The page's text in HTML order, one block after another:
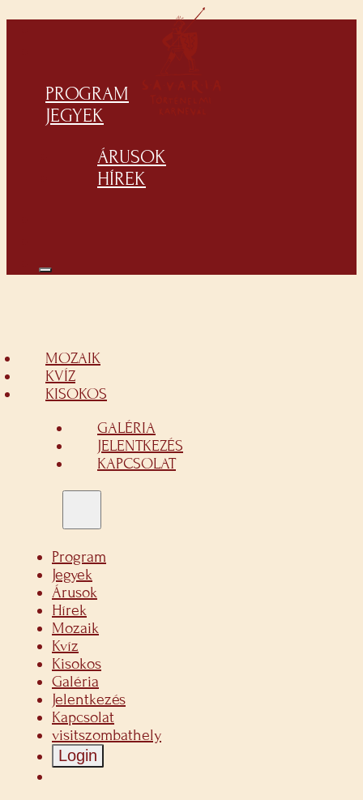
PROGRAM
JEGYEK
ÁRUSOK
HÍREK
MOZAIK
KVÍZ
KISOKOS
GALÉRIA
JELENTKEZÉS
KAPCSOLAT
Program
Jegyek
Árusok
Hírek
Mozaik
Kvíz
Kisokos
Galéria
Jelentkezés
Kapcsolat
visitszombathely
Login